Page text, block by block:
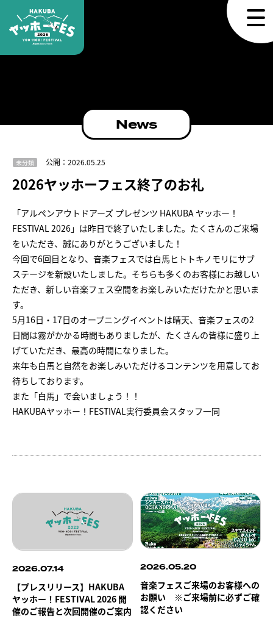
News
未分類 公開：2026.05.25
2026ヤッホーフェス終了のお礼
「アルペンアウトドアーズ プレゼンツ HAKUBA ヤッホー！
FESTIVAL 2026」は昨日で終了いたしました。たくさんのご来場
をいただき、誠にありがとうございました！
今回で6回目となり、音楽フェスでは白馬ヒトトキノモリにサブ
ステージを新設いたしました。そちらも多くのお客様にお越しい
ただき、新しい音楽フェス空間をお楽しみいただけたかと思いま
す。
5月16日・17日のオープニングイベントは晴天、音楽フェスの2
日間は霧がかかる時間もありましたが、たくさんの皆様に盛り上
げていただき、最高の時間になりました。
来年も白馬と自然をお楽しみいただけるコンテンツを用意してお
待ちしております。
また「白馬」で会いましょう！！
HAKUBAヤッホー！FESTIVAL実行委員会スタッフ一同
2026.07.14
【プレスリリース】HAKUBA
ヤッホー！FESTIVAL 2026 開
催のご報告と次回開催のご案内
2026.05.20
音楽フェスご来場のお客様への
お願い ※ご来場前に必ずご確
認ください